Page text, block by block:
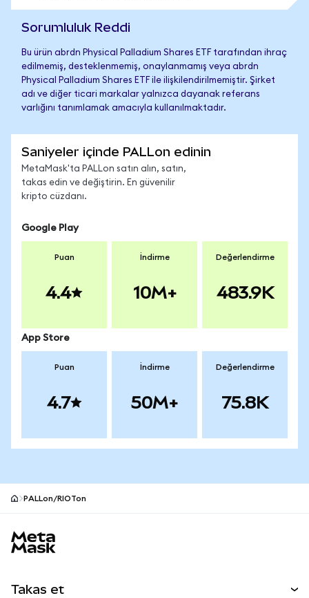
Sorumluluk Reddi
Bu ürün abrdn Physical Palladium Shares ETF tarafından ihraç
edilmemiş, desteklenmemiş, onaylanmamış veya abrdn
Physical Palladium Shares ETF ile ilişkilendirilmemiştir. Şirket
adı ve diğer ticari markalar yalnızca dayanak referans
varlığını tanımlamak amacıyla kullanılmaktadır.
Saniyeler içinde PALLon edinin
MetaMask'ta PALLon satın alın, satın,
takas edin ve değiştirin. En güvenilir
kripto cüzdanı.
Google Play
Puan
4.4
İndirme
10M+
Değerlendirme
483.9K
App Store
Puan
4.7
İndirme
50M+
Değerlendirme
75.8K
PALLon/RIOTon
Takas et